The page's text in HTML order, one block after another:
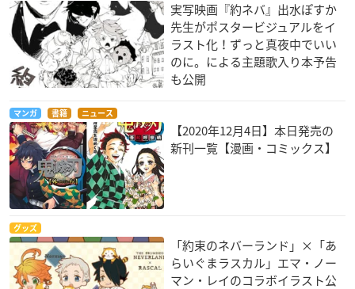
実写映画『約ネバ』出水ぽすか
先生がポスタービジュアルをイ
ラスト化！ずっと真夜中でいい
のに。による主題歌入り本予告
も公開
マンガ 書籍 ニュース
【2020年12月4日】本日発売の
新刊一覧【漫画・コミックス】
グッズ
「約束のネバーランド」×「あ
らいぐまラスカル」エマ・ノー
マン・レイのコラボイラスト公